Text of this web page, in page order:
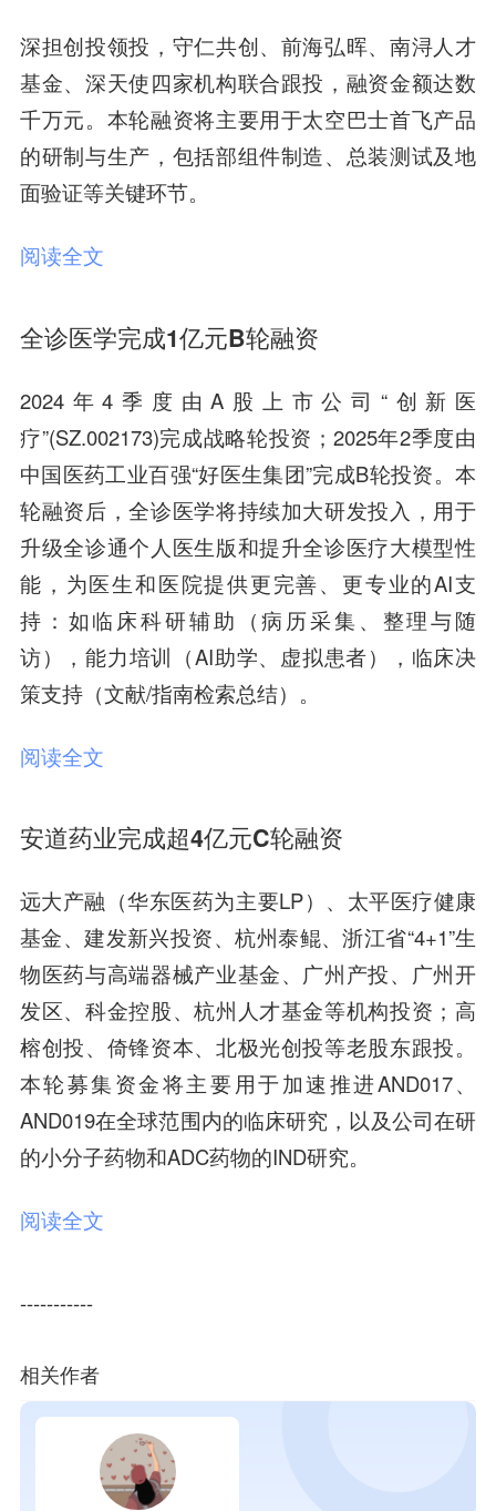
深担创投领投，守仁共创、前海弘晖、南浔人才
基金、深天使四家机构联合跟投，融资金额达数
千万元。本轮融资将主要用于太空巴士首飞产品
的研制与生产，包括部组件制造、总装测试及地
面验证等关键环节。
阅读全文
全诊医学完成1亿元B轮融资
2024年4季度由A股上市公司“创新医
疗”(SZ.002173)完成战略轮投资；2025年2季度由
中国医药工业百强“好医生集团”完成B轮投资。本
轮融资后，全诊医学将持续加大研发投入，用于
升级全诊通个人医生版和提升全诊医疗大模型性
能，为医生和医院提供更完善、更专业的AI支
持：如临床科研辅助（病历采集、整理与随
访），能力培训（AI助学、虚拟患者），临床决
策支持（文献/指南检索总结）。
阅读全文
安道药业完成超4亿元C轮融资
远大产融（华东医药为主要LP）、太平医疗健康
基金、建发新兴投资、杭州泰鲲、浙江省“4+1”生
物医药与高端器械产业基金、广州产投、广州开
发区、科金控股、杭州人才基金等机构投资；高
榕创投、倚锋资本、北极光创投等老股东跟投。
本轮募集资金将主要用于加速推进AND017、
AND019在全球范围内的临床研究，以及公司在研
的小分子药物和ADC药物的IND研究。
阅读全文
-----------
相关作者